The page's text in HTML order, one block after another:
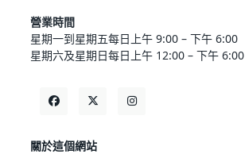
營業時間
星期一到星期五每日上午 9:00 – 下午 6:00
星期六及星期日每日上午 12:00 – 下午 6:00
關於這個網站